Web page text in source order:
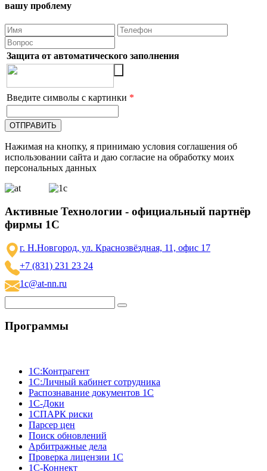
вашу проблему
Защита от автоматического заполнения
Введите символы с картинки *
Нажимая на кнопку, я принимаю условия соглашения об
использовании сайта и даю согласие на обработку моих
персональных данных
Активные Технологии - официальный партнёр
фирмы 1С
г. Н.Новгород, ул. Краснозвёздная, 11, офис 17
+7 (831) 231 23 24
1c@at-nn.ru
Программы
1C:Контрагент
1С:Личный кабинет сотрудника
Распознавание документов 1С
1С-Доки
1CПАРК риски
Парсер цен
Поиск обновлений
Арбитражные дела
Проверка лицензии 1С
1С-Коннект